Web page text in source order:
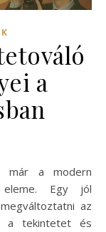
a
eleme. Egy jól
az
a tekintetet és